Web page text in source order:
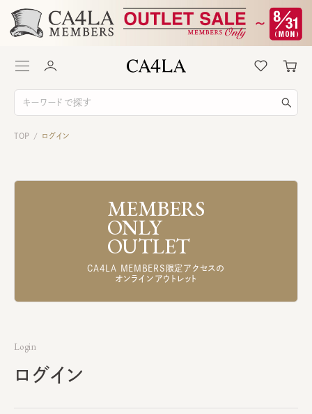
TOP / ログイン
MEMBERS
ONLY
OUTLET
CA4LA MEMBERS限定アクセスの
オンラインアウトレット
Login
ログイン